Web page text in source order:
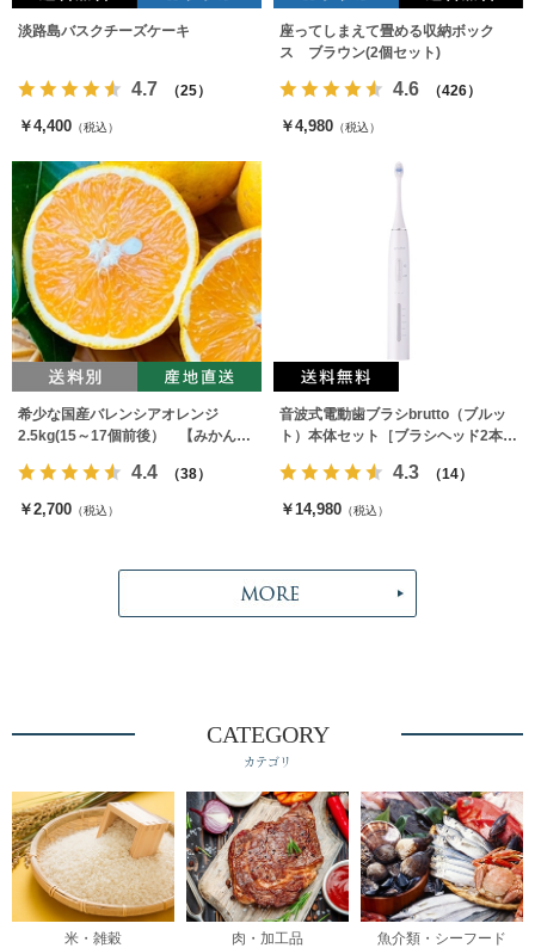
淡路島バスクチーズケーキ
4.7 （25）
￥4,400 （税込）
座ってしまえて畳める収納ボック
ス ブラウン(2個セット)
4.6 （426）
￥4,980 （税込）
希少な国産バレンシアオレンジ
2.5kg(15～17個前後） 【みかんの
4.4 （38）
￥2,700 （税込）
音波式電動歯ブラシbrutto（ブルッ
ト）本体セット［ブラシヘッド2本付
4.3 （14）
￥14,980 （税込）
CATEGORY
カテゴリ
米・雑穀 肉・加工品 魚介類・シーフード